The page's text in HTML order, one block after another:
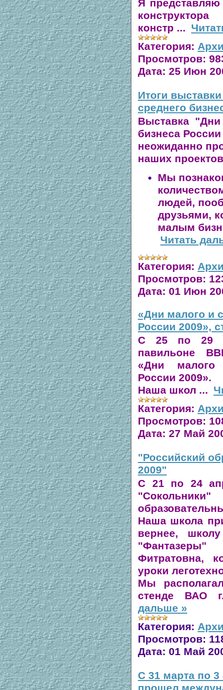
Я
конструктора
констр ...
Категория:
Просмотров:
Дата: 25 Июн
Итоги
среднего
Выставка "Дни
бизнеса
неожиданно
наших
Мы
людей,
друзьями,
малым
Читать
Категория:
Просмотров:
Дата: 01 Июн
«Дни малого и
России 2009»,
С 25 по 29
павильоне
«Дни малого
России 2009».
Наша школ ...
Категория:
Просмотров:
Дата: 27 Май
"Российский
2009"
С 21 по 24
Наша школа
вернее,
Фитратовна,
уроки
Мы
стенде ВАО
дальше »
Категория:
Просмотров:
Дата: 01 Май
C 31 марта по 3